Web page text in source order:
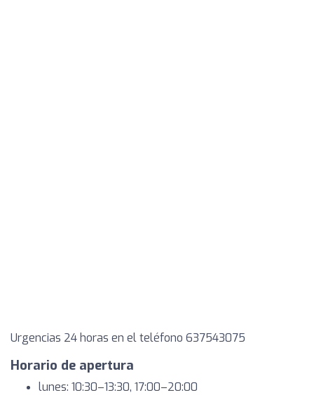
Urgencias 24 horas en el teléfono 637543075
Horario de apertura
lunes: 10:30–13:30, 17:00–20:00